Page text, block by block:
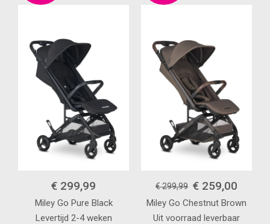
€ 299,99
Miley Go Pure Black
Levertijd 2-4 weken
€ 299,99 € 259,00
Miley Go Chestnut Brown
Uit voorraad leverbaar